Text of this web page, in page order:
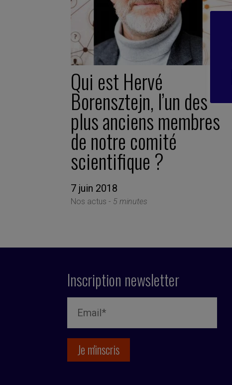
Qui est Hervé
Borensztejn, l’un des
plus anciens membres
de notre comité
scientifique ?
7 juin 2018
Nos actus - 5 minutes
Inscription newsletter